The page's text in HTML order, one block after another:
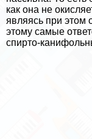
как она не
являясь при этом
этому самые
спирто-